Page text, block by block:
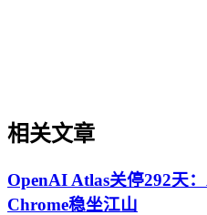
相关文章
OpenAI Atlas关停292天
Chrome稳坐江山